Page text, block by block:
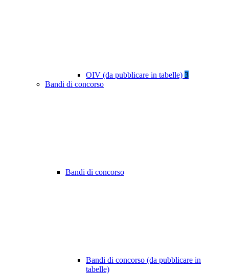
OIV (da pubblicare in tabelle) 3
Bandi di concorso
Bandi di concorso
Bandi di concorso (da pubblicare in
tabelle)